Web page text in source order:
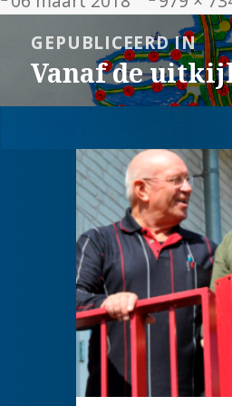
grootte
navigatieGEPUBLICEERD IN
Vanaf de